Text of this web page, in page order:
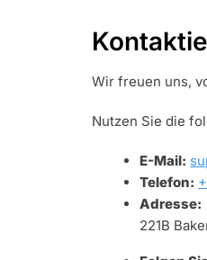
Wir freuen uns,
Nutzen Sie die
E-Mail:
Telefon:
Adresse:
221B